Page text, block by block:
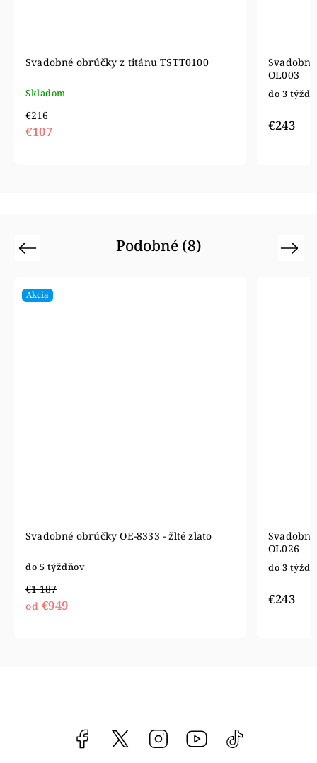
Svadobné obrúčky z titánu TSTT0100
Skladom
€216
€107
OL003
do 3
€243
Podobné (8)
Previous
Akcia
Svadobné obrúčky OE-8333 - žlté zlato
do 5 týždňov
€1 187
od €949
OL026
do 3
€243
Next
Facebook vipgoldsk Instagram YouTube